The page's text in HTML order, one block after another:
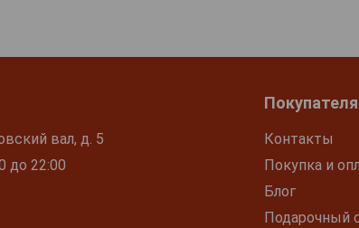
вал, д. 5
до 22:00
Контакты
Покупка и
Блог
Подарочный